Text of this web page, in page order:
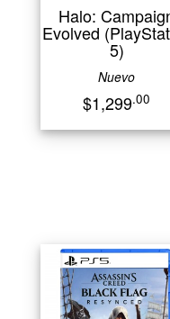
Halo:
Evolved
5)
Nuevo
$1,299.00